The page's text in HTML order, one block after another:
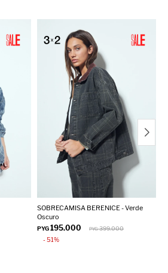
SOBRECAMISA BERENICE - Verde
Oscuro
PYG195.000 PYG 399.000
51